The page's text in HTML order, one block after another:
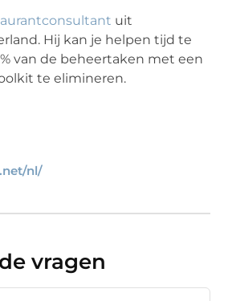
uit
Hij kan je helpen tijd te
van de beheertaken met een
te elimineren.
nl/
vragen